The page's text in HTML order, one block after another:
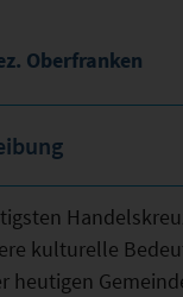
Oberfranken
kulturelle
heutigen